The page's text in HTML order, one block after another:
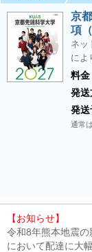
京
項
ネッ
によ
料金
発送
発送
通常
【お知らせ】
令和8年熊本地震
において配達に大